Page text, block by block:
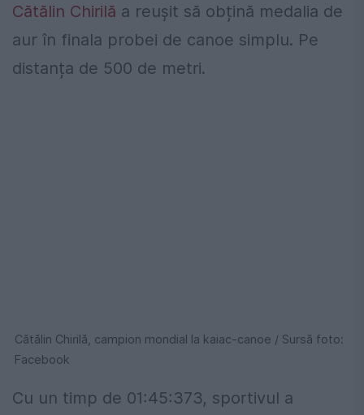
Cătălin Chirilă a reușit să obțină medalia de
aur în finala probei de canoe simplu. Pe
distanța de 500 de metri.
Cătălin Chirilă, campion mondial la kaiac-canoe / Sursă foto:
Facebook
Cu un timp de 01:45:373, sportivul a